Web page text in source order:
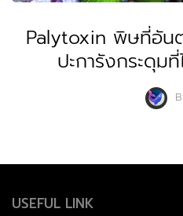
Palytoxin พิษที่อัน
ปะการังกระดุม
USEFUL LINK